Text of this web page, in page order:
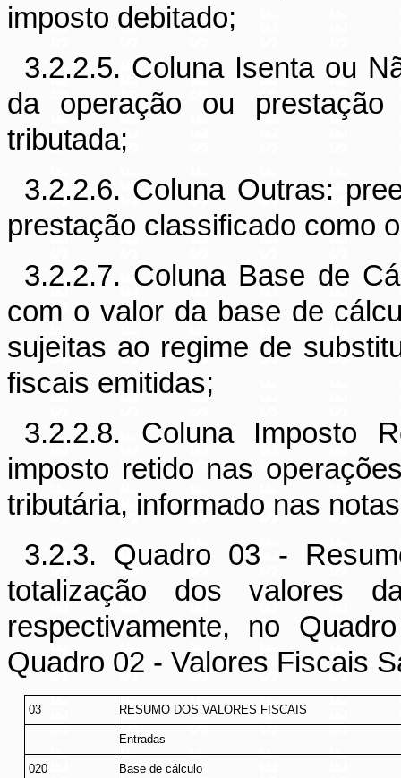
imposto debitado;
3.2.2.5. Coluna Isenta ou
da operação ou
tributada;
3.2.2.6. Coluna Outras:
prestação classificado como
3.2.2.7. Coluna Base de
com o valor da base de
sujeitas ao regime de
fiscais emitidas;
3.2.2.8. Coluna Imposto
imposto retido nas
tributária, informado nas
3.2.3. Quadro 03 -
totalização dos valores
respectivamente, no
Quadro 02 - Valores Fiscais
03 RESUMO DOS VALORES FISCAIS
Entradas
020 Base de cálculo